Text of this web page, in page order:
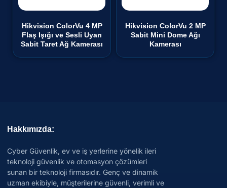
Hikvision ColorVu 4 MP
Flaş Işığı ve Sesli Uyarı
Sabit Taret Ağ Kamerası
Hikvision ColorVu 2 MP
Sabit Mini Dome Ağı
Kamerası
Hakkımızda:
Cyber Güvenlik, ev ve iş yerlerine yönelik ileri
teknoloji güvenlik ve otomasyon çözümleri
sunan bir teknoloji firmasıdır. Genç ve dinamik
uzman ekibiyle, müşterilerine güvenli, verimli ve